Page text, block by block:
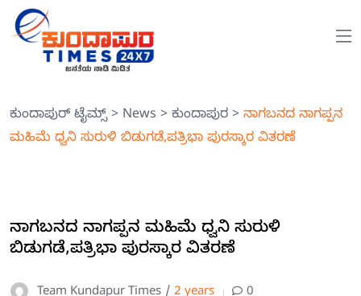
ಕುಂದಾಪುರ್ ಟೈಮ್ಸ್> News > ಕುಂದಾಪುರ > ನಾಗಬನದ ನಾಗಪ್ಪನ
ಮಹಿಮೆ ಧ್ವನಿ ಸುರುಳಿ ಬಿಡುಗಡೆ,ಪತ್ರಿಭಾ ಪುರಸ್ಕಾರ ವಿತರಣೆ
ನಾಗಬನದ ನಾಗಪ್ಪನ ಮಹಿಮೆ ಧ್ವನಿ ಸುರುಳಿ
ಬಿಡುಗಡೆ,ಪತ್ರಿಭಾ ಪುರಸ್ಕಾರ ವಿತರಣೆ
Team Kundapur Times / 2 years 0